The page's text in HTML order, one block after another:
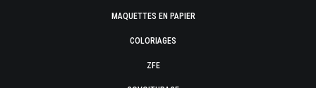
MAQUETTES EN PAPIER
COLORIAGES
ZFE